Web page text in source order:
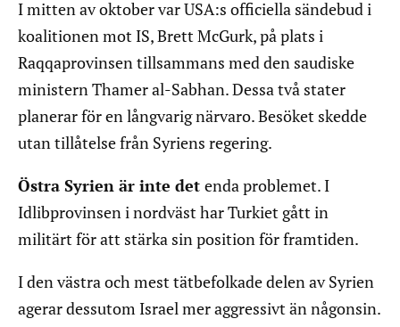
I mitten av oktober var USA:s officiella sändebud i
koalitionen mot IS, Brett McGurk, på plats i
Raqqaprovinsen tillsammans med den saudiske
ministern Thamer al-Sabhan. Dessa två stater
planerar för en långvarig närvaro. Besöket skedde
utan tillåtelse från Syriens regering.
Östra Syrien är inte det enda problemet. I
Idlibprovinsen i nordväst har Turkiet gått in
militärt för att stärka sin position för framtiden.
I den västra och mest tätbefolkade delen av Syrien
agerar dessutom Israel mer aggressivt än någonsin.